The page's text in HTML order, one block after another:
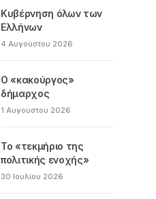
Κυβέρνηση όλων των
Ελλήνων
4 Αυγούστου 2026
Ο «κακούργος»
δήμαρχος
1 Αυγούστου 2026
Το «τεκμήριο της
πολιτικής ενοχής»
30 Ιουλίου 2026